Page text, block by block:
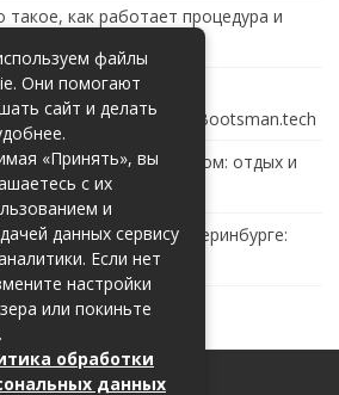
такое, как работает процедура и
в России: обзор
развития сайта Bootsman.tech
в Тольятти с бассейном: отдых и
с деменцией в Екатеринбурге:
файлы
Они помогают
сайт и делать
«Принять», вы
с их
и
данных сервису
Если нет
настройки
или покиньте
обработки
данных